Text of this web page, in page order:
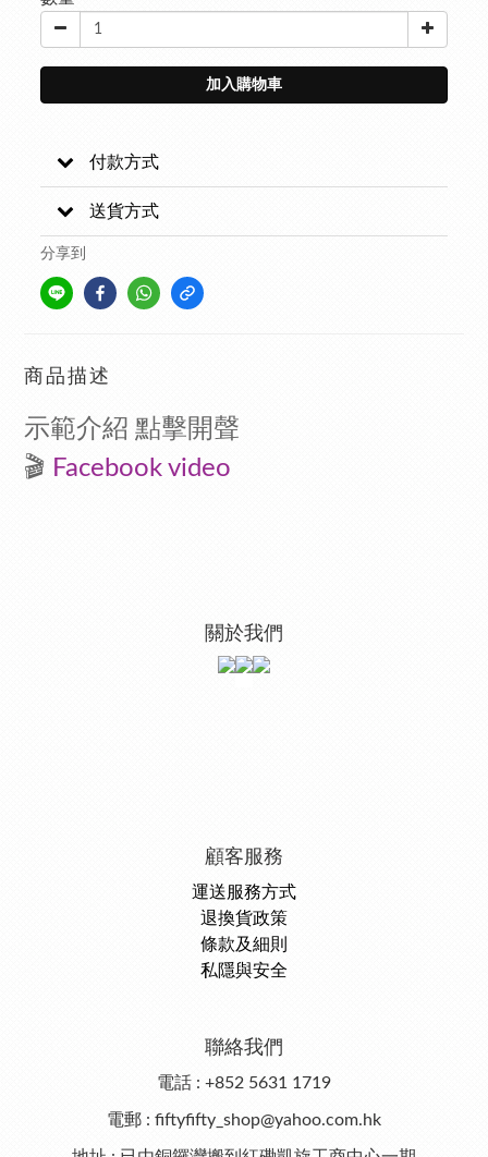
加入購物車
付款方式
送貨方式
分享到
商品描述
示範介紹 點擊開聲
🎬 Facebook video
關於我們
顧客服務
運送服務方式
退換貨政策
條款及細則
私隱與安全
聯絡我們
電話 : +852 5631 1719
電郵 : fiftyfifty_shop@yahoo.com.hk